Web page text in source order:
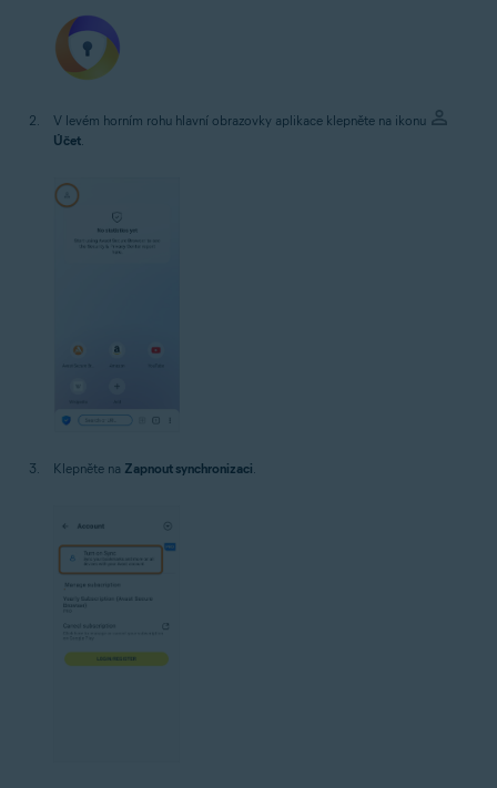
V levém horním rohu hlavní obrazovky aplikace klepněte na ikonu
Účet.
Klepněte na Zapnout synchronizaci.